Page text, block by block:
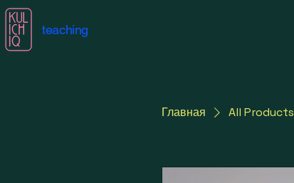
teaching
Главная All Products